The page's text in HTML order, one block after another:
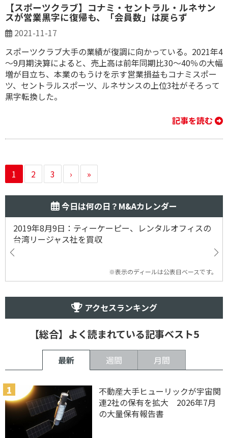
【スポーツクラブ】コナミ・セントラル・ルネサン
スが営業黒字に復帰も、「会員数」は戻らず
2021-11-17
スポーツクラブ大手の業績が復調に向かっている。2021年4
～9月期決算によると、売上高は前年同期比30～40％の大幅
増が目立ち、本業のもうけを示す営業損益もコナミスポー
ツ、セントラルスポーツ、ルネサンスの上位3社がそろって
黒字転換した。
記事を読む
1 2 3 › »
今日は何の日？M&Aカレンダー
2019年8月9日：ティーケーピー、レンタルオフィスの
台湾リージャス社を買収
※表示のディールは公表日ベースです。
アクセスランキング
【総合】よく読まれている記事ベスト5
最新 週間 月間
不動産大手ヒューリックが宇宙関
連2社の保有を拡大 2026年7月
の大量保有報告書